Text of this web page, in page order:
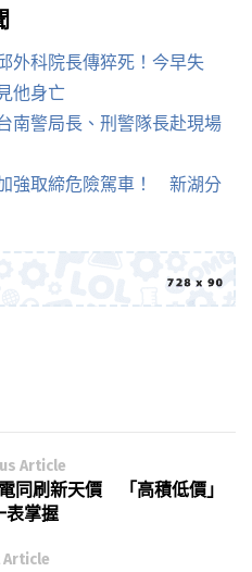
外科院長傳猝死！今早失
他身亡
警局長、刑警隊長赴現場
強取締危險駕車！ 新湖分
Article
同刷新天價 「高積低價」
表掌握
Article